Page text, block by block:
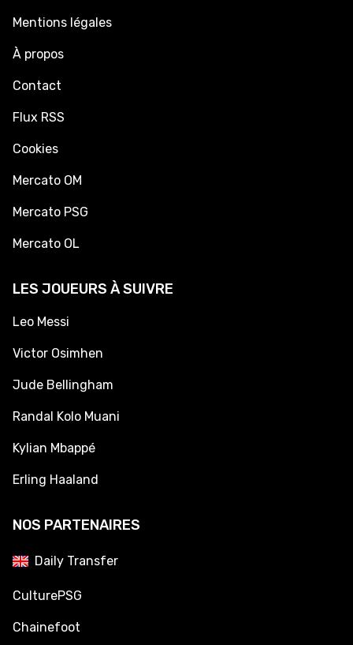
Mentions légales
À propos
Contact
Flux RSS
Cookies
Mercato OM
Mercato PSG
Mercato OL
LES JOUEURS À SUIVRE
Leo Messi
Victor Osimhen
Jude Bellingham
Randal Kolo Muani
Kylian Mbappé
Erling Haaland
NOS PARTENAIRES
Daily Transfer
CulturePSG
Chainefoot